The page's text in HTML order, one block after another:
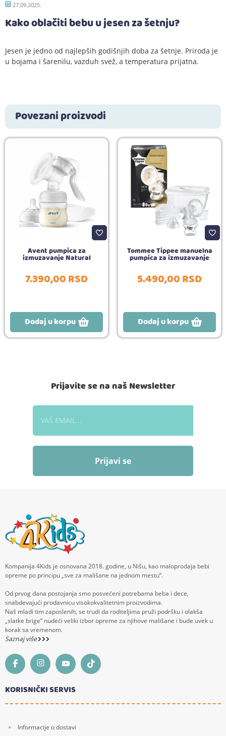
27.09.2025.
Kako oblačiti bebu u jesen za šetnju?
Jesen je jedno od najlepših godišnjih doba za šetnje. Priroda je
u bojama i šarenilu, vazduh svež, a temperatura prijatna.
Povezani proizvodi
Avent pumpica za
izmuzavanje Natural
7.390,00RSD
Dodaj u korpu
Tommee Tippee manuelna
pumpica za izmuzavanje
5.490,00RSD
Dodaj u korpu
Prijavite se na naš Newsletter
Prijavi se
Kompanija 4Kids je osnovana 2018. godine, u Nišu, kao maloprodaja bebi
opreme po principu „sve za mališane na jednom mestu“.
Od prvog dana postojanja smo posvećeni potrebama beba i dece,
snabdevajući prodavnicu visokokvalitetnim proizvodima.
Naš mladi tim zaposlenih, se trudi da roditeljima pruži podršku i olakša
„slatke brige“ nudeći veliki izbor opreme za njihove mališane i bude uvek u
korak sa vremenom.
Saznaj više
KORISNIČKI SERVIS
Informacije o dostavi